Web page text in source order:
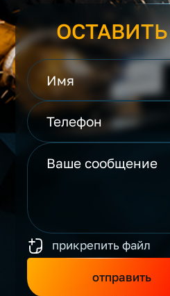
прикрепить файл
отправить